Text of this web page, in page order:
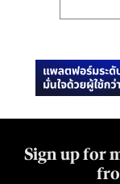
Sign up for